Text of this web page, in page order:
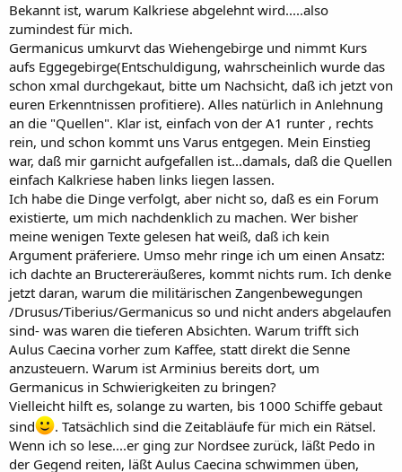
Bekannt ist, warum Kalkriese abgelehnt wird.....also
zumindest für mich.
Germanicus umkurvt das Wiehengebirge und nimmt Kurs
aufs Eggegebirge(Entschuldigung, wahrscheinlich wurde das
schon xmal durchgekaut, bitte um Nachsicht, daß ich jetzt von
euren Erkenntnissen profitiere). Alles natürlich in Anlehnung
an die "Quellen". Klar ist, einfach von der A1 runter , rechts
rein, und schon kommt uns Varus entgegen. Mein Einstieg
war, daß mir garnicht aufgefallen ist...damals, daß die Quellen
einfach Kalkriese haben links liegen lassen.
Ich habe die Dinge verfolgt, aber nicht so, daß es ein Forum
existierte, um mich nachdenklich zu machen. Wer bisher
meine wenigen Texte gelesen hat weiß, daß ich kein
Argument präferiere. Umso mehr ringe ich um einen Ansatz:
ich dachte an Bructereräußeres, kommt nichts rum. Ich denke
jetzt daran, warum die militärischen Zangenbewegungen
/Drusus/Tiberius/Germanicus so und nicht anders abgelaufen
sind- was waren die tieferen Absichten. Warum trifft sich
Aulus Caecina vorher zum Kaffee, statt direkt die Senne
anzusteuern. Warum ist Arminius bereits dort, um
Germanicus in Schwierigkeiten zu bringen?
Vielleicht hilft es, solange zu warten, bis 1000 Schiffe gebaut
sind
. Tatsächlich sind die Zeitabläufe für mich ein Rätsel.
Wenn ich so lese....er ging zur Nordsee zurück, läßt Pedo in
der Gegend reiten, läßt Aulus Caecina schwimmen üben,